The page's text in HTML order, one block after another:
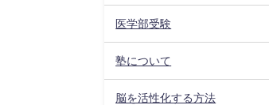
医学部受験
塾について
脳を活性化する方法